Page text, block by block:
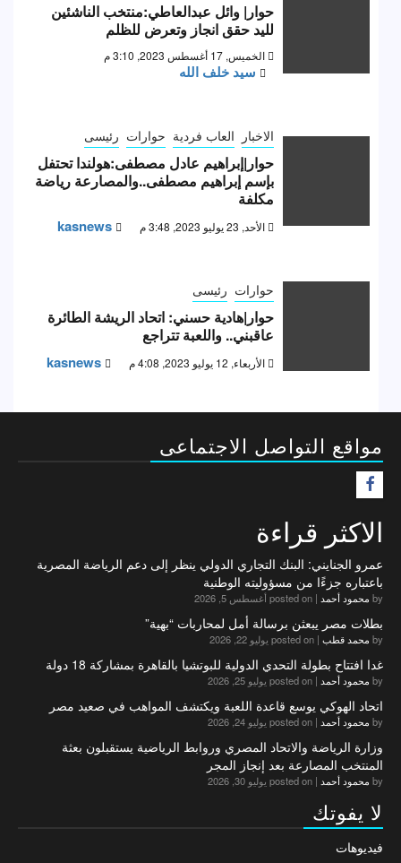
حوار| وائل عبدالعاطي:منتخب الناشئين
لليد حقق انجاز وتعرض للظلم
الخميس, 17 أغسطس 2023, 3:10 م
سيد خلف الله
الاخبار العاب فردية حوارات رئيسى
حوار|إبراهيم عادل مصطفى:هولندا تحتفل
بإسم إبراهيم مصطفى..والمصارعة رياضة
مكلفة
الأحد, 23 يوليو 2023, 3:48 م kasnews
حوارات رئيسى
حوار|هادية حسني: اتحاد الريشة الطائرة
عاقبني.. واللعبة تتراجع
الأربعاء, 12 يوليو 2023, 4:08 م kasnews
مواقع التواصل الاجتماعى
الاكثر قراءة
عمرو الجنايني: البنك التجاري الدولي ينظر إلى دعم الرياضة المصرية
باعتباره جزءًا من مسؤوليته الوطنية
by محمود أحمد | posted on أغسطس 5, 2026
بطلات مصر يبعثن برسالة أمل لمحاربات “بهية”
by محمد قطب | posted on يوليو 22, 2026
غدا افتتاح بطولة التحدي الدولية للبوتشيا بالقاهرة بمشاركة 18 دولة
by محمود أحمد | posted on يوليو 25, 2026
اتحاد الهوكي يوسع قاعدة اللعبة ويكتشف المواهب في صعيد مصر
by محمود أحمد | posted on يوليو 24, 2026
وزارة الرياضة والاتحاد المصري وروابط الرياضية يستقبلون بعثة
المنتخب المصارعة بعد إنجاز المجر
by محمود أحمد | posted on يوليو 30, 2026
لا يفوتك
فيديوهات